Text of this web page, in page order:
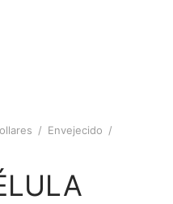
/ Envejecido /